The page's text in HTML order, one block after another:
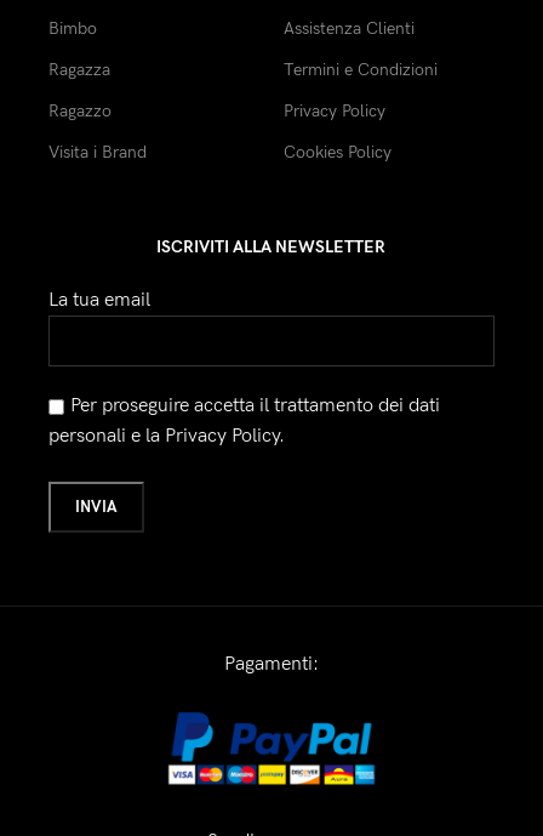
Bimbo
Ragazza
Ragazzo
Visita i Brand
Assistenza Clienti
Termini e Condizioni
Privacy Policy
Cookies Policy
ISCRIVITI ALLA NEWSLETTER
La tua email
Per proseguire accetta il trattamento dei dati
personali e la Privacy Policy.
Pagamenti: